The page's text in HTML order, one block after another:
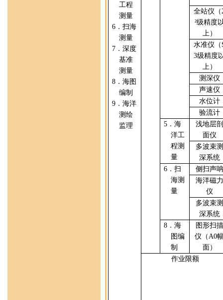
工程
测量
6 ．扫海
测量
7 ．深度
基准
测量
8 ．海图
编制
9 ．海洋
测绘
监理
全站仪（
²级精度
上）
水准仪（
3级精度
上）
测深仪
声速仪
水位计
验流计
5 ．海
洋工
程测
量
浅地层剖
面仪
多波束测
深系统
6 ．扫
海测
量
侧扫声呐
海洋磁力
仪
多波束测
深系统
8 ．海
图编
制
图形扫描
仪 （ A0
面）
作业限额